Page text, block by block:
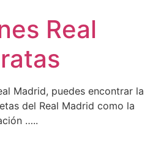
Real
Madrid, puedes encontrar la
del Real Madrid como la
…..